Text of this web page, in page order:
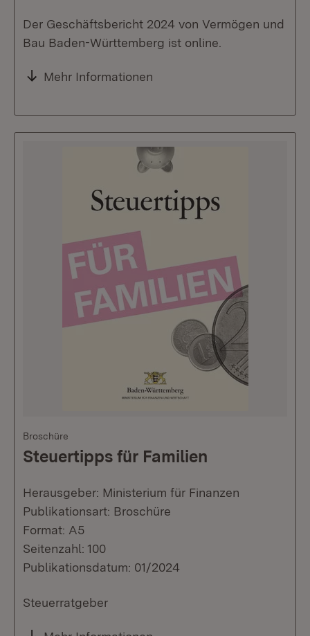
Der Geschäftsbericht 2024 von Vermögen und
Bau Baden-Württemberg ist online.
Mehr Informationen
Broschüre
Steuertipps für Familien
Herausgeber: Ministerium für Finanzen
Publikationsart: Broschüre
Format: A5
Seitenzahl: 100
Publikationsdatum: 01/2024
Steuerratgeber